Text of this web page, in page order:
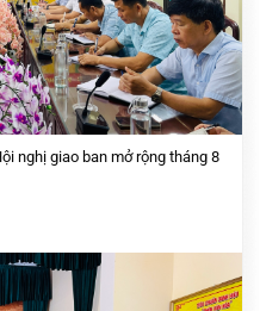
nghị giao ban mở rộng tháng 8